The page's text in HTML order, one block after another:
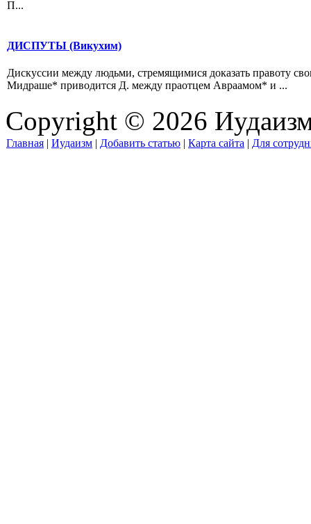
П...
ДИСПУТЫ (Викухим)
Дискуссии между людьми, стремящимися доказать правоту
Мидраше* приводится Д. между праотцем Авраамом* и ...
Copyright © 2026
Главная | Иудаизм | Добавить статью | Карта сайта | Для